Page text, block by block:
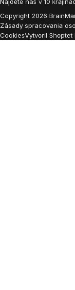
Copyright 2026
Zásady spracovania
CookiesVytvoril Shoptet